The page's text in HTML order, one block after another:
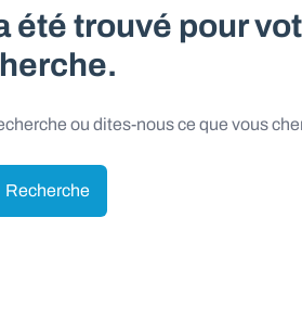
trouvé pour
ou dites-nous ce que vous
Recherche